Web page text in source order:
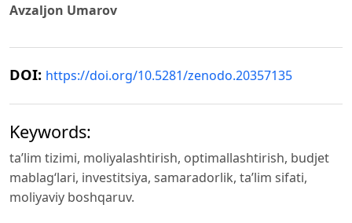
Avzaljon Umarov
DOI: https://doi.org/10.5281/zenodo.20357135
Keywords:
ta’lim tizimi, moliyalashtirish, optimallashtirish, budjet
mablag‘lari, investitsiya, samaradorlik, ta’lim sifati,
moliyaviy boshqaruv.